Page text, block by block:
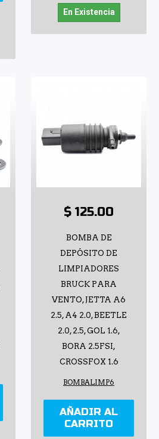
En Existencia
$ 125.00
BOMBA DE
DEPÓSITO DE
LIMPIADORES
BRUCK PARA
VENTO, JETTA A6
2.5, A4 2.0, BEETLE
2.0, 2.5, GOL 1.6,
BORA 2.5FSI,
CROSSFOX 1.6
BOMBALIMP6
AÑADIR AL
CARRITO